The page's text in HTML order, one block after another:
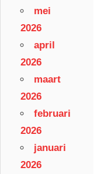
mei
2026
april
2026
maart
2026
februari
2026
januari
2026